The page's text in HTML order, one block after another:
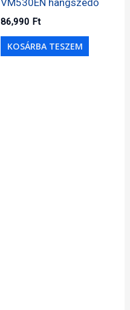
VM530EN hangszedő
86,990 Ft
KOSÁRBA TESZEM